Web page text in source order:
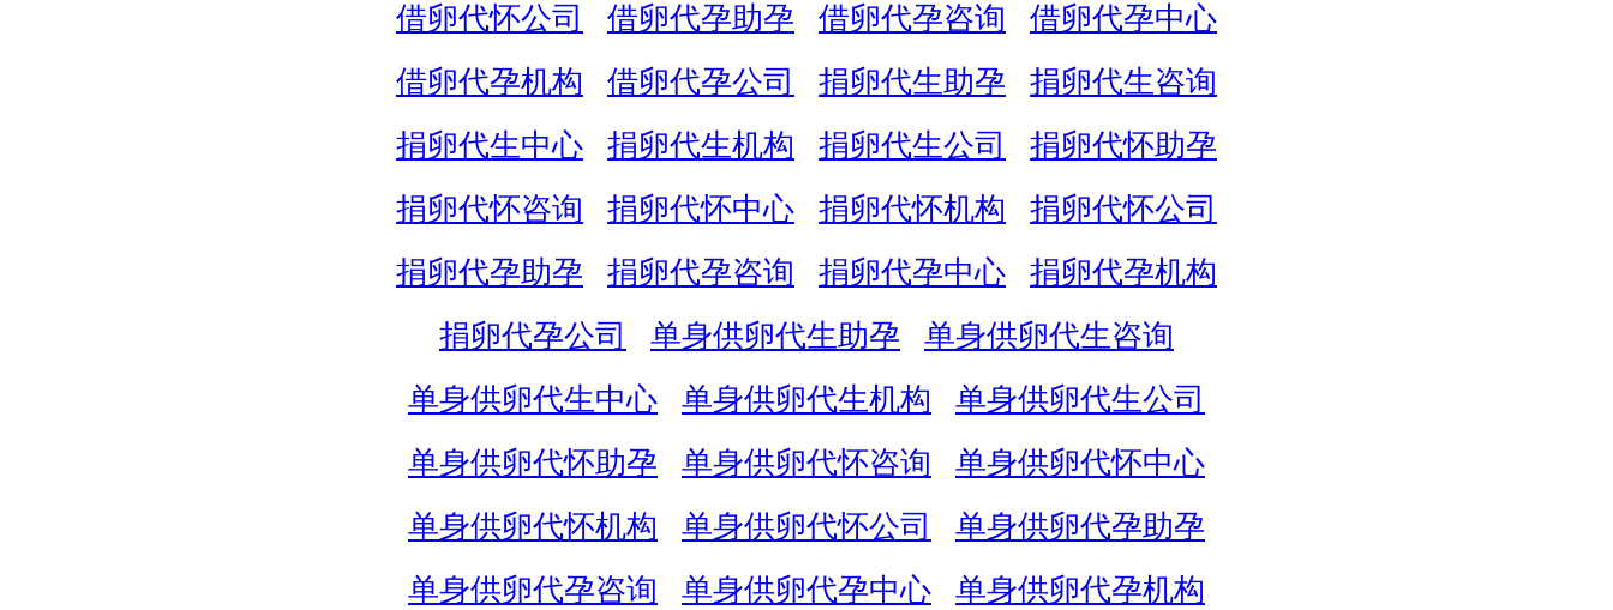
借卵代怀公司
借卵代孕助孕 借卵代孕咨询
借卵代孕中心
借卵代孕机构
借卵代孕公司 捐卵代生助孕
捐卵代生咨询
捐卵代生中心
捐卵代生机构 捐卵代生公司
捐卵代怀助孕
捐卵代怀咨询
捐卵代怀中心 捐卵代怀机构
捐卵代怀公司
捐卵代孕助孕
捐卵代孕咨询 捐卵代孕中心
捐卵代孕机构
捐卵代孕公司
单身供卵代生助孕
单身供卵代生咨询
单身供卵代生中心
单身供卵代生机构
单身供卵代生公司
单身供卵代怀助孕
单身供卵代怀咨询
单身供卵代怀中心
单身供卵代怀机构
单身供卵代怀公司
单身供卵代孕助孕
单身供卵代孕咨询
单身供卵代孕中心
单身供卵代孕机构